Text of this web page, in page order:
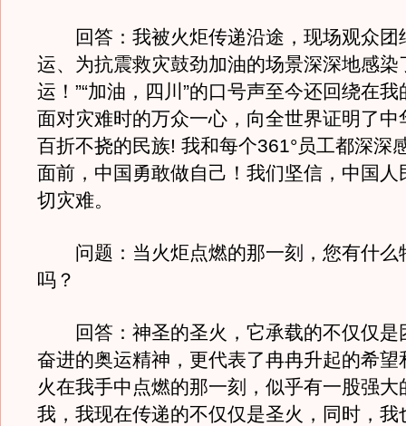
回答：我被火炬传递沿途，现场观众团
运、为抗震救灾鼓劲加油的场景深深地感染
运！”“加油，四川”的口号声至今还回绕在
面对灾难时的万众一心，向全世界证明了中
百折不挠的民族! 我和每个361°员工都深深
面前，中国勇敢做自己！我们坚信，中国人
切灾难。
问题：当火炬点燃的那一刻，您有什么
吗？
回答：神圣的圣火，它承载的不仅仅是
奋进的奥运精神，更代表了冉冉升起的希望
火在我手中点燃的那一刻，似乎有一股强大
我，我现在传递的不仅仅是圣火，同时，我